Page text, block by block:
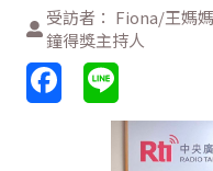
受訪者： Fiona/王媽
鐘得獎主持人